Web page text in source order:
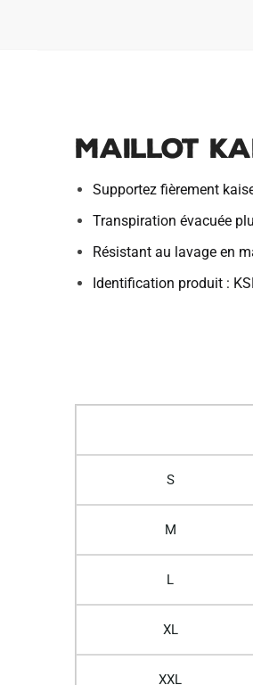
Maillot
Supportez fièrement
Transpiration évacuée
Résistant au lavage en
Identification produit :
S
M
L
XL
XXL